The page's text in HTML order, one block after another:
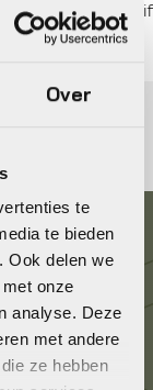
Over
te
te bieden
Ook delen we
onze
analyse. Deze
met andere
ze hebben
met
de